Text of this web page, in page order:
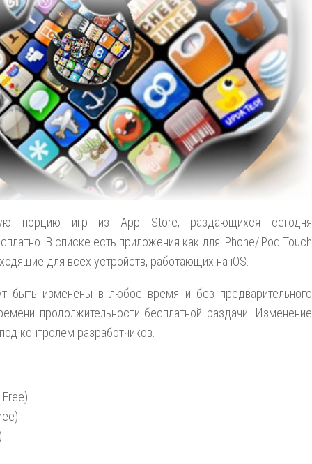
порцию игр из App Store, раздающихся сегодня
В списке есть приложения как для iPhone/iPod Touch
для всех устройств, работающих на iOS.
быть изменены в любое время и без предварительного
продолжительности бесплатной раздачи. Изменение
контролем разработчиков.